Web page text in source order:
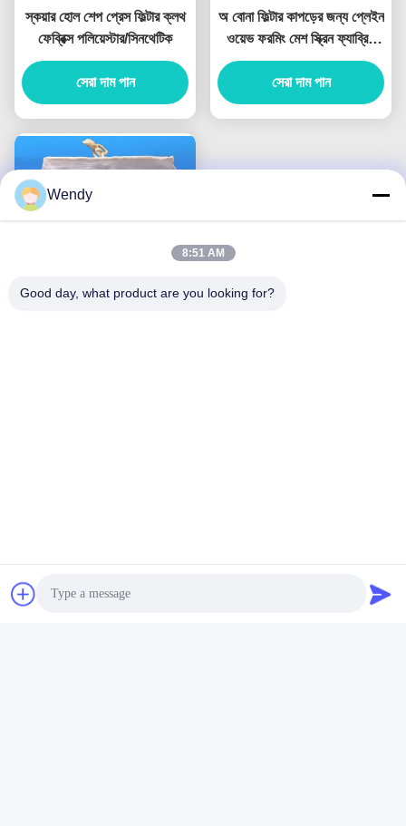
স্কয়ার হোল শেপ প্রেস ফিল্টার ক্লথ
ফেব্রিক্স পলিয়েস্টার/সিনথেটিক
সেরা দাম পান
অ বোনা ফিল্টার কাপড়ের জন্য প্লেইন
ওয়েভ ফরমিং মেশ স্ক্রিন ফ্যাব্রিক
পলিয়েস্টার
সেরা দাম পান
Co., Ltd.
Wendy
8:51 AM
Good day, what product are you looking for?